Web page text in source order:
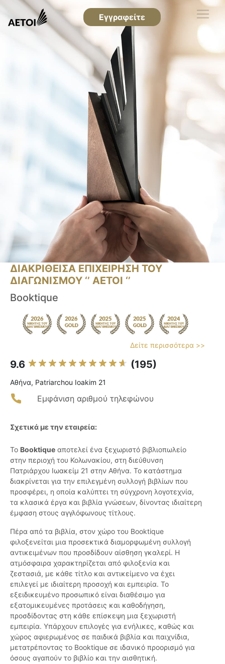
Εγγραφείτε
ΔΙΑΚΡΙΘΕΙΣΑ ΕΠΙΧΕΙΡΗΣΗ ΤΟΥ
ΔΙΑΓΩΝΙΣΜΟΥ ‘’ ΑΕΤΟΙ ‘’
Booktique
Δείτε περισσότερα >>
9.6 (195)
Αθήνα, Patriarchou Ioakim 21
Εμφάνιση αριθμού τηλεφώνου
Σχετικά με την εταιρεία:
Το Booktique αποτελεί ένα ξεχωριστό βιβλιοπωλείο
στην περιοχή του Κολωνακίου, στη διεύθυνση
Πατριάρχου Ιωακείμ 21 στην Αθήνα. Το κατάστημα
διακρίνεται για την επιλεγμένη συλλογή βιβλίων που
προσφέρει, η οποία καλύπτει τη σύγχρονη λογοτεχνία,
τα κλασικά έργα και βιβλία γνώσεων, δίνοντας ιδιαίτερη
έμφαση στους αγγλόφωνους τίτλους.
Πέρα από τα βιβλία, στον χώρο του Booktique
φιλοξενείται μια προσεκτικά διαμορφωμένη συλλογή
αντικειμένων που προσδίδουν αίσθηση γκαλερί. Η
ατμόσφαιρα χαρακτηρίζεται από φιλοξενία και
ζεστασιά, με κάθε τίτλο και αντικείμενο να έχει
επιλεγεί με ιδιαίτερη προσοχή και εμπειρία. Το
εξειδικευμένο προσωπικό είναι διαθέσιμο για
εξατομικευμένες προτάσεις και καθοδήγηση,
προσδίδοντας στη κάθε επίσκεψη μια ξεχωριστή
εμπειρία. Υπάρχουν επιλογές για ενήλικες, καθώς και
χώρος αφιερωμένος σε παιδικά βιβλία και παιχνίδια,
μετατρέποντας το Booktique σε ιδανικό προορισμό για
όσους αγαπούν το βιβλίο και την αισθητική.